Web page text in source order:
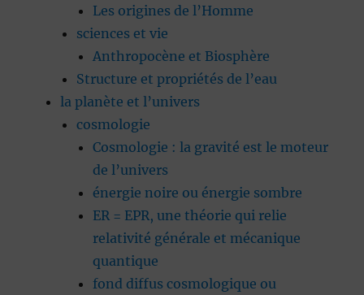
Les origines de l’Homme
sciences et vie
Anthropocène et Biosphère
Structure et propriétés de l’eau
la planète et l’univers
cosmologie
Cosmologie : la gravité est le moteur
de l’univers
énergie noire ou énergie sombre
ER = EPR, une théorie qui relie
relativité générale et mécanique
quantique
fond diffus cosmologique ou